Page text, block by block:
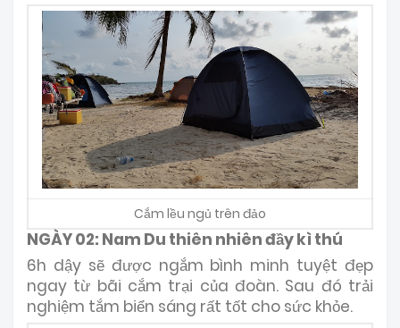
Cắm lều ngủ trên đảo
NGÀY 02: Nam Du thiên nhiên đầy kì thú
6h dậy sẽ được ngắm bình minh tuyệt đẹp
ngay từ bãi cắm trại của đoàn. Sau đó trải
nghiệm tắm biển sáng rất tốt cho sức khỏe.